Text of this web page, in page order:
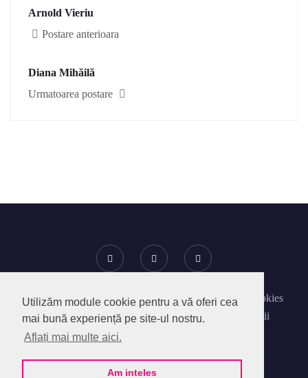
Utilizăm module cookie pentru a vă oferi cea
mai bună experiență pe site-ul nostru.
Aflați mai multe aici.
Am inteles
Arnold Vieriu
Postare anterioara
Diana Mihăilă
Urmatoarea postare
Despre SocialPedia
Politica privind Fisierele Cookies
Politica de confidentialitate
Termeni si Conditii
@2020 - SocialPedia Online SRL.